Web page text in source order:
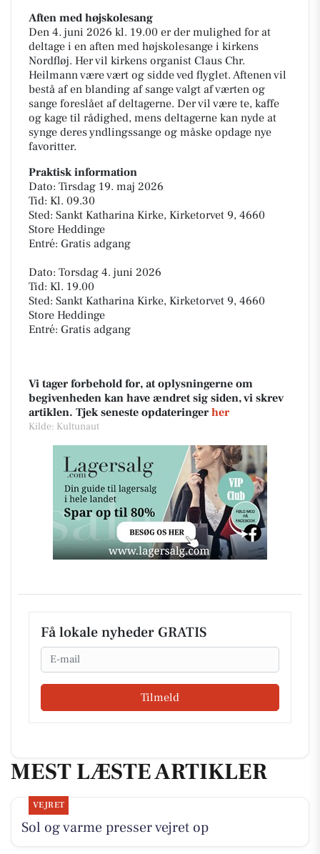
Aften med højskolesang
Den 4. juni 2026 kl. 19.00 er der mulighed for at
deltage i en aften med højskolesange i kirkens
Nordfløj. Her vil kirkens organist Claus Chr.
Heilmann være vært og sidde ved flyglet. Aftenen vil
bestå af en blanding af sange valgt af værten og
sange foreslået af deltagerne. Der vil være te, kaffe
og kage til rådighed, mens deltagerne kan nyde at
synge deres yndlingssange og måske opdage nye
favoritter.
Praktisk information
Dato: Tirsdag 19. maj 2026
Tid: Kl. 09.30
Sted: Sankt Katharina Kirke, Kirketorvet 9, 4660
Store Heddinge
Entré: Gratis adgang
Dato: Torsdag 4. juni 2026
Tid: Kl. 19.00
Sted: Sankt Katharina Kirke, Kirketorvet 9, 4660
Store Heddinge
Entré: Gratis adgang
Vi tager forbehold for, at oplysningerne om
begivenheden kan have ændret sig siden, vi skrev
artiklen. Tjek seneste opdateringer her
Kilde: Kultunaut
Få lokale nyheder GRATIS
Email
Tilmeld
MEST LÆSTE ARTIKLER
VEJRET
Sol og varme presser vejret op